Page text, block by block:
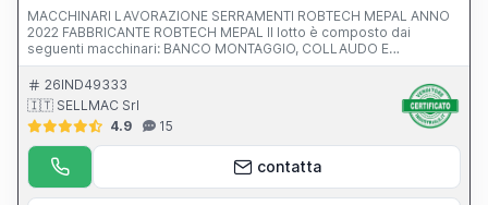
MACCHINARI LAVORAZIONE SERRAMENTI ROBTECH MEPAL ANNO
2022 FABBRICANTE ROBTECH MEPAL Il lotto è composto dai
seguenti macchinari: BANCO MONTAGGIO, COLLAUDO E
VETRAGGIO INFISSI IN PVC PER SERRAMENTI MODELLO ASSEMBLY
Pressione aria 6-8 bar Lunghezza della macchina 3800 mm
Larghezza massima infisso 2400 mm Altezza massima infisso
2400 mm Peso 450 kg FRESATRICE PER PVC MODELLO TRIPLA
MAX Altezza (H) 1590 mm Larghezza (L) 1070 mm Profondità (P)
820 mm Altezza del piano di lavoro 1100 mm Peso 290 kg
Pressione di esercizi 7 bar Pressione massima 7 bar Potenza
elettrica 1.5 Kw Numero di giri motore elettrico 3000 rpm Tensione
di alimentazione 230 volt Frequenza elettrica 50 Hz BANCO
26IND49333
🇮🇹 SELLMAC Srl
4.9
15
contatta